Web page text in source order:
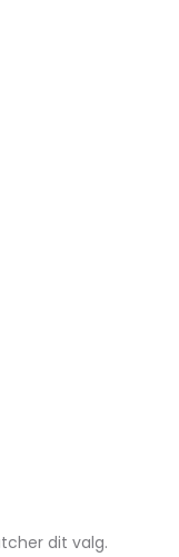
dit valg.